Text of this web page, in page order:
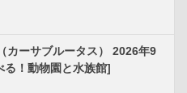
カーサブルータス） 2026年9
る！動物園と水族館]